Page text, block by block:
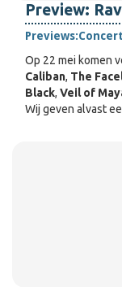
Preview:
Previews:
Op 22 mei komen
Caliban, The
Black, Veil of
Wij geven alvast